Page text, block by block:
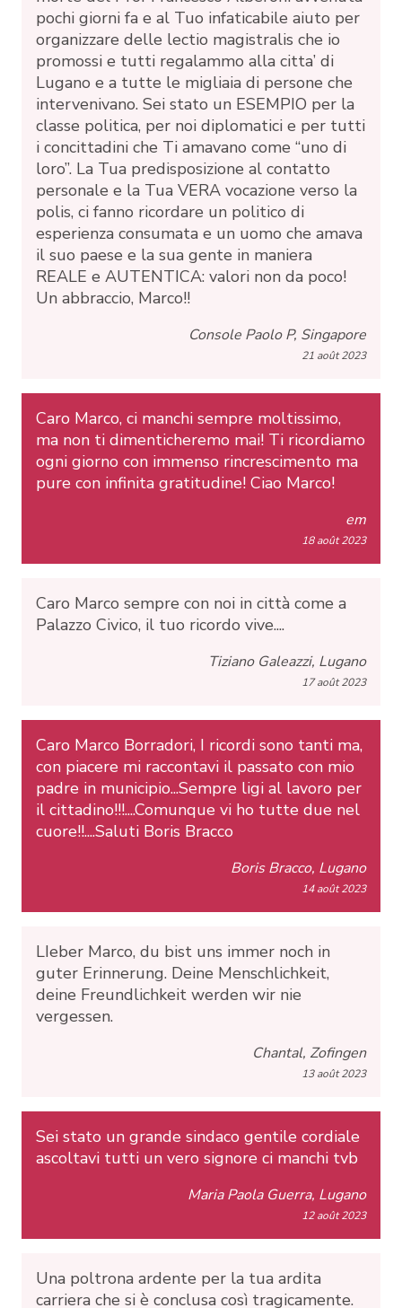
pochi giorni fa e al Tuo infaticabile aiuto per
organizzare delle lectio magistralis che io
promossi e tutti regalammo alla citta’ di
Lugano e a tutte le migliaia di persone che
intervenivano. Sei stato un ESEMPIO per la
classe politica, per noi diplomatici e per tutti
i concittadini che Ti amavano come “uno di
loro”. La Tua predisposizione al contatto
personale e la Tua VERA vocazione verso la
polis, ci fanno ricordare un politico di
esperienza consumata e un uomo che amava
il suo paese e la sua gente in maniera
REALE e AUTENTICA: valori non da poco!
Un abbraccio, Marco!!
Console Paolo P, Singapore
21 août 2023
Caro Marco, ci manchi sempre moltissimo,
ma non ti dimenticheremo mai! Ti ricordiamo
ogni giorno con immenso rincrescimento ma
pure con infinita gratitudine! Ciao Marco!
em
18 août 2023
Caro Marco sempre con noi in città come a
Palazzo Civico, il tuo ricordo vive....
Tiziano Galeazzi, Lugano
17 août 2023
Caro Marco Borradori, I ricordi sono tanti ma,
con piacere mi raccontavi il passato con mio
padre in municipio...Sempre ligi al lavoro per
il cittadino!!!....Comunque vi ho tutte due nel
cuore!!....Saluti Boris Bracco
Boris Bracco, Lugano
14 août 2023
LIeber Marco, du bist uns immer noch in
guter Erinnerung. Deine Menschlichkeit,
deine Freundlichkeit werden wir nie
vergessen.
Chantal, Zofingen
13 août 2023
Sei stato un grande sindaco gentile cordiale
ascoltavi tutti un vero signore ci manchi tvb
Maria Paola Guerra, Lugano
12 août 2023
Una poltrona ardente per la tua ardita
carriera che si è conclusa così tragicamente.